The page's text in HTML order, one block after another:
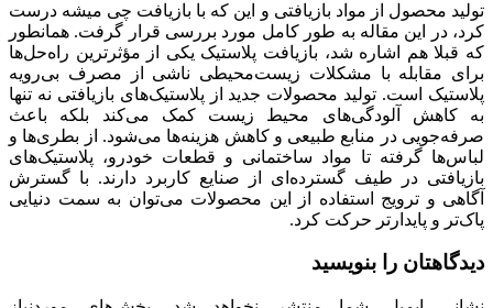
تولید محصول از مواد بازیافتی و این که با بازیافت چی میشه درست
کرد، در این مقاله به طور کامل مورد بررسی قرار گرفت. همانطور
که قبلا هم اشاره شد، بازیافت پلاستیک یکی از مؤثرترین راه‌حل‌ها
برای مقابله با مشکلات زیست‌محیطی ناشی از مصرف بی‌رویه
پلاستیک است. تولید محصولات جدید از پلاستیک‌های بازیافتی نه تنها
به کاهش آلودگی‌های محیط زیست کمک می‌کند بلکه باعث
صرفه‌جویی در منابع طبیعی و کاهش هزینه‌ها می‌شود. از بطری‌ها و
لباس‌ها گرفته تا مواد ساختمانی و قطعات خودرو، پلاستیک‌های
بازیافتی در طیف گسترده‌ای از صنایع کاربرد دارند. با گسترش
آگاهی و ترویج استفاده از این محصولات می‌توان به سمت دنیایی
پاک‌تر و پایدارتر حرکت کرد.
دیدگاهتان را بنویسید